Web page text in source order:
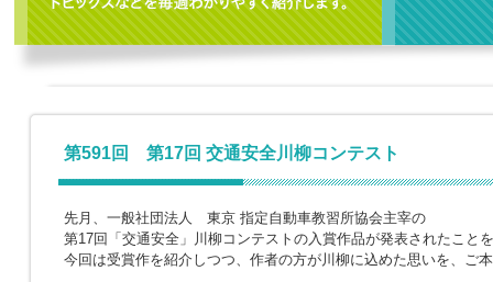
第591回 第17回 交通安全川柳コンテスト
先月、一般社団法人 東京 指定自動車教習所協会主宰の
第17回「交通安全」川柳コンテストの入賞作品が発表されたこと
今回は受賞作を紹介しつつ、作者の方が川柳に込めた思いを、ご